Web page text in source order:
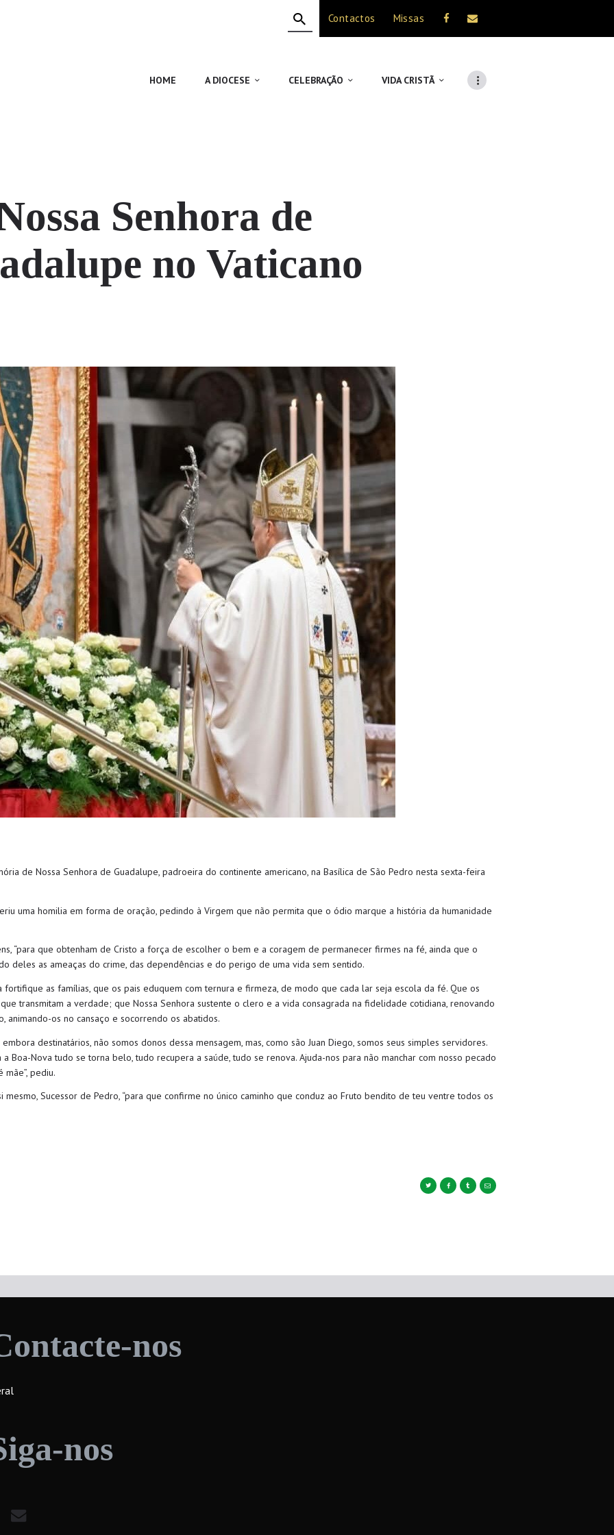
Contactos Missas
HOME A DIOCESE CELEBRAÇÃO VIDA CRISTÃ
Senhora de
no Vaticano
de Nossa Senhora de Guadalupe, padroeira do continente americano, na Basílica de São Pedro nesta sexta-feira
uma homilia em forma de oração, pedindo à Virgem que não permita que o ódio marque a história da humanidade
“para que obtenham de Cristo a força de escolher o bem e a coragem de permanecer firmes na fé, ainda que o
deles as ameaças do crime, das dependências e do perigo de uma vida sem sentido.
as famílias, que os pais eduquem com ternura e firmeza, de modo que cada lar seja escola da fé. Que os
transmitam a verdade; que Nossa Senhora sustente o clero e a vida consagrada na fidelidade cotidiana, renovando
os no cansaço e socorrendo os abatidos.
destinatários, não somos donos dessa mensagem, mas, como são Juan Diego, somos seus simples servidores.
Boa-Nova tudo se torna belo, tudo recupera a saúde, tudo se renova. Ajuda-nos para não manchar com nosso pecado
pediu.
Sucessor de Pedro, “para que confirme no único caminho que conduz ao Fruto bendito de teu ventre todos os
nos
nos